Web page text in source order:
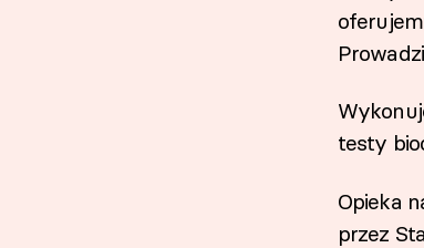
testy
Opieka
przez